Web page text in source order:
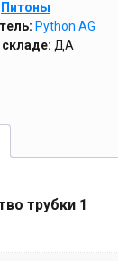
Питоны
Python AG
складе: ДА
трубки 1